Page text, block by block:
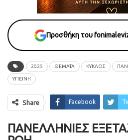
Προσθήκη του
2025 ΘΕΜΑΤΑ ΚΥΚΛΟΣ
ΥΓΙΕΙΝΉ
Share Facebook
ΠΑΝΕΛΛΉΝΙΕΣ